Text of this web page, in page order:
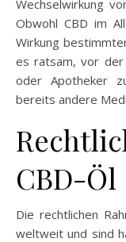
Wechselwirkung
Obwohl CBD im
Wirkung
es ratsam, vor der
oder Apotheker
bereits andere
CBD-Öl
Die rechtlichen
weltweit und sind